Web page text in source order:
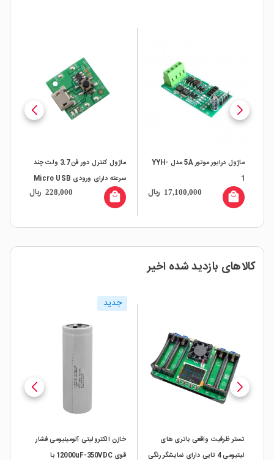
ماژول درایور موتور 5A مدل YYH-
1
17,100,000 ریال local_mall
ماژول کنترل دور فن 3.7 ولت چند
سرعته دارای ورودی Micro USB
مدل N9
228,000 ریال local_mall
کالاهای بازدید شده اخیر
تستر ظرفیت واقعی باتری های
لیتیومی 4 تایی دارای نمایشگر رنگی
جدید
خازن الکترولیتی آلومینیومی فشار
قوی 12000uF-350VDC با